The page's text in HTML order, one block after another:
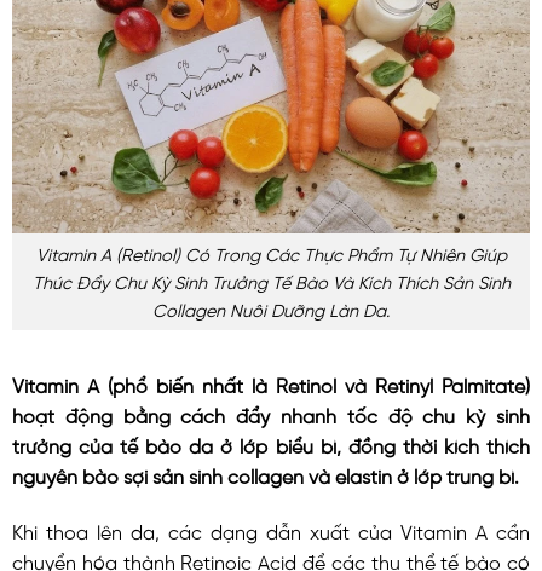
Vitamin A (retinol) Có Trong Các Thực Phẩm Tự Nhiên Giúp
Thúc Đẩy Chu Kỳ Sinh Trưởng Tế Bào Và Kích Thích Sản Sinh
Collagen Nuôi Dưỡng Làn Da.
Vitamin A (phổ biến nhất là Retinol và Retinyl Palmitate)
hoạt động bằng cách đẩy nhanh tốc độ chu kỳ sinh
trưởng của tế bào da ở lớp biểu bì, đồng thời kích thích
nguyên bào sợi sản sinh collagen và elastin ở lớp trung bì.
Khi thoa lên da, các dạng dẫn xuất của Vitamin A cần
chuyển hóa thành Retinoic Acid để các thụ thể tế bào có